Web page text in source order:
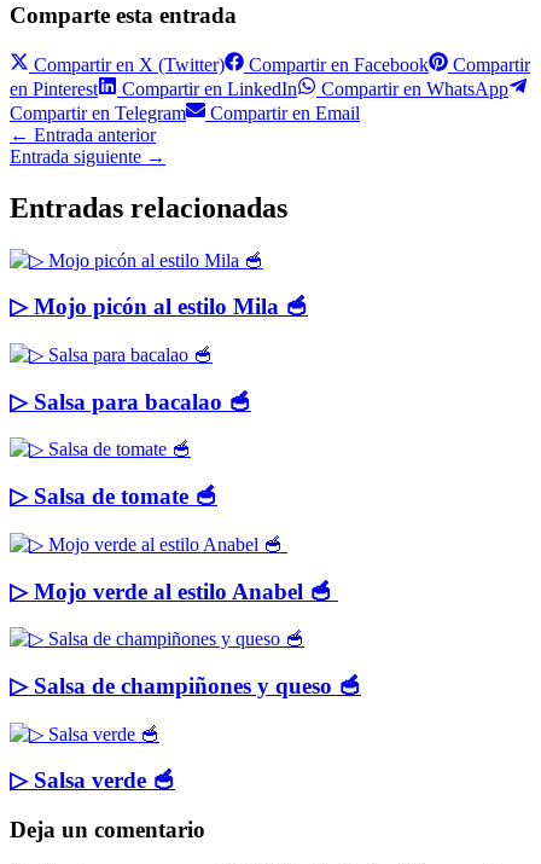
Comparte esta entrada
Compartir en X (Twitter) Compartir en Facebook
Compartir
en Pinterest Compartir en LinkedIn Compartir en WhatsApp
Compartir en Telegram Compartir en Email
← Entrada anterior
Entrada siguiente →
Entradas relacionadas
▷ Mojo picón al estilo Mila 🥣
▷ Salsa para bacalao 🥣
▷ Salsa de tomate 🥣
▷ Mojo verde al estilo Anabel 🥣
▷ Salsa de champiñones y queso 🥣
▷ Salsa verde 🥣
Deja un comentario